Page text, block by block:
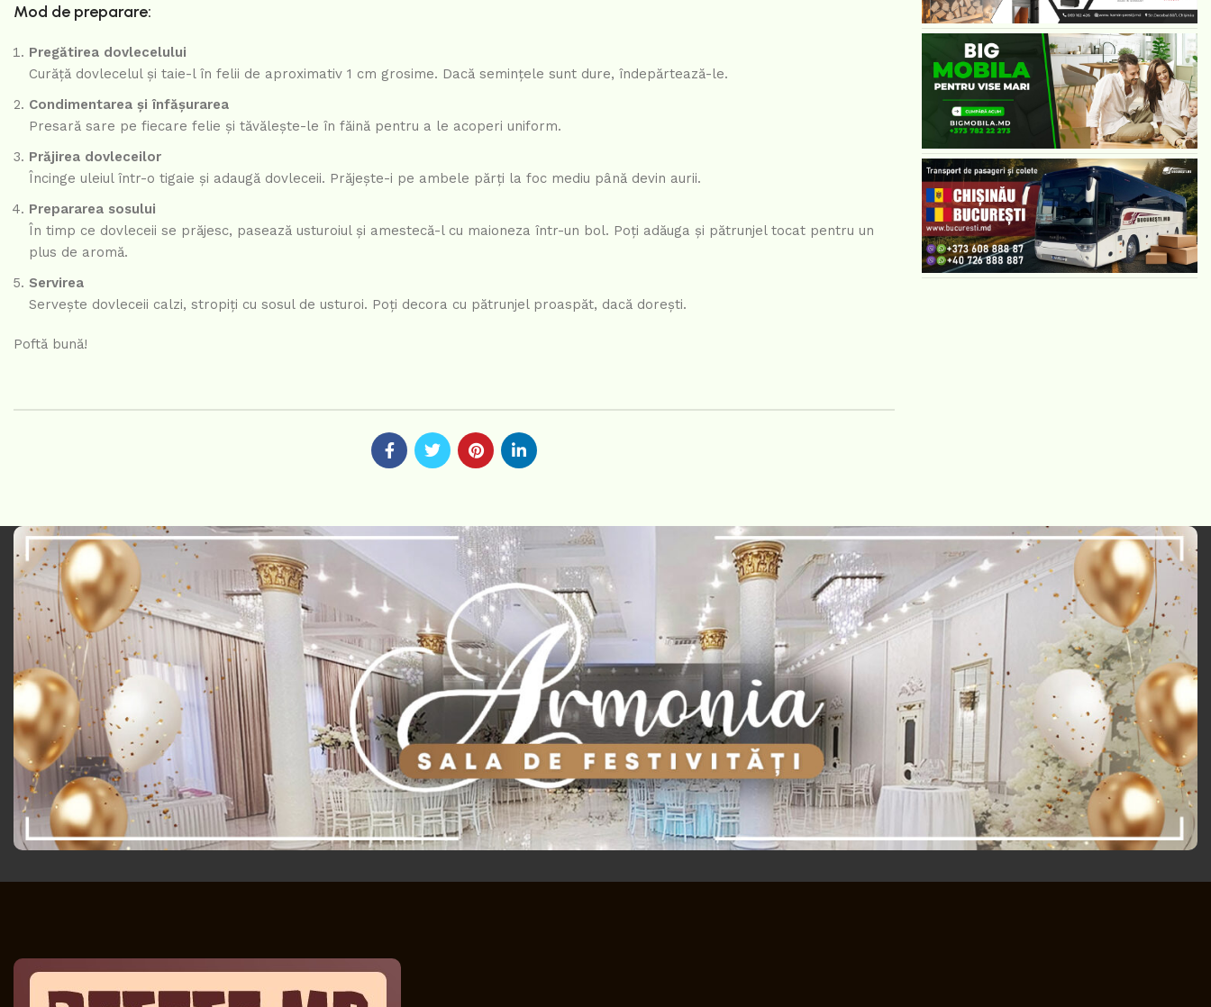
Mod de preparare:
Pregătirea dovlecelului
Curăță dovlecelul și taie-l în felii de aproximativ 1 cm grosime. Dacă semințele sunt dure, îndepărtează-le.
Condimentarea și înfășurarea
Presară sare pe fiecare felie și tăvălește-le în făină pentru a le acoperi uniform.
Prăjirea dovleceilor
Încinge uleiul într-o tigaie și adaugă dovleceii. Prăjește-i pe ambele părți la foc mediu până devin aurii.
Prepararea sosului
În timp ce dovleceii se prăjesc, pasează usturoiul și amestecă-l cu maioneza într-un bol. Poți adăuga și pătrunjel tocat pentru un
plus de aromă.
Servirea
Servește dovleceii calzi, stropiți cu sosul de usturoi. Poți decora cu pătrunjel proaspăt, dacă dorești.
Poftă bună!